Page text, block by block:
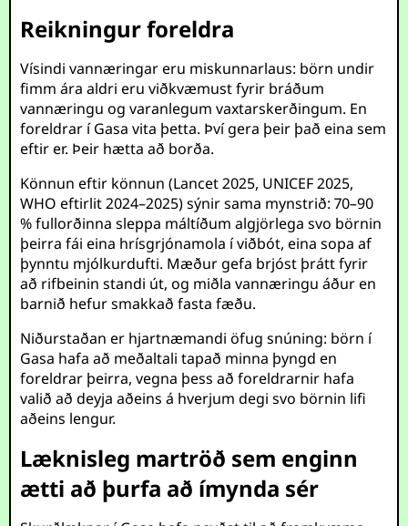
Reikningur foreldra
Vísindi vannæringar eru miskunnarlaus: börn undir
fimm ára aldri eru viðkvæmust fyrir bráðum
vannæringu og varanlegum vaxtarskerðingum. En
foreldrar í Gasa vita þetta. Því gera þeir það eina sem
eftir er. Þeir hætta að borða.
Könnun eftir könnun (Lancet 2025, UNICEF 2025,
WHO eftirlit 2024–2025) sýnir sama mynstrið: 70–90
% fullorðinna sleppa máltíðum algjörlega svo börnin
þeirra fái eina hrísgrjónamola í viðbót, eina sopa af
þynntu mjólkurdufti. Mæður gefa brjóst þrátt fyrir
að rifbeinin standi út, og miðla vannæringu áður en
barnið hefur smakkað fasta fæðu.
Niðurstaðan er hjartnæmandi öfug snúning: börn í
Gasa hafa að meðaltali tapað minna þyngd en
foreldrar þeirra, vegna þess að foreldrarnir hafa
valið að deyja aðeins á hverjum degi svo börnin lifi
aðeins lengur.
Læknisleg martröð sem enginn
ætti að þurfa að ímynda sér